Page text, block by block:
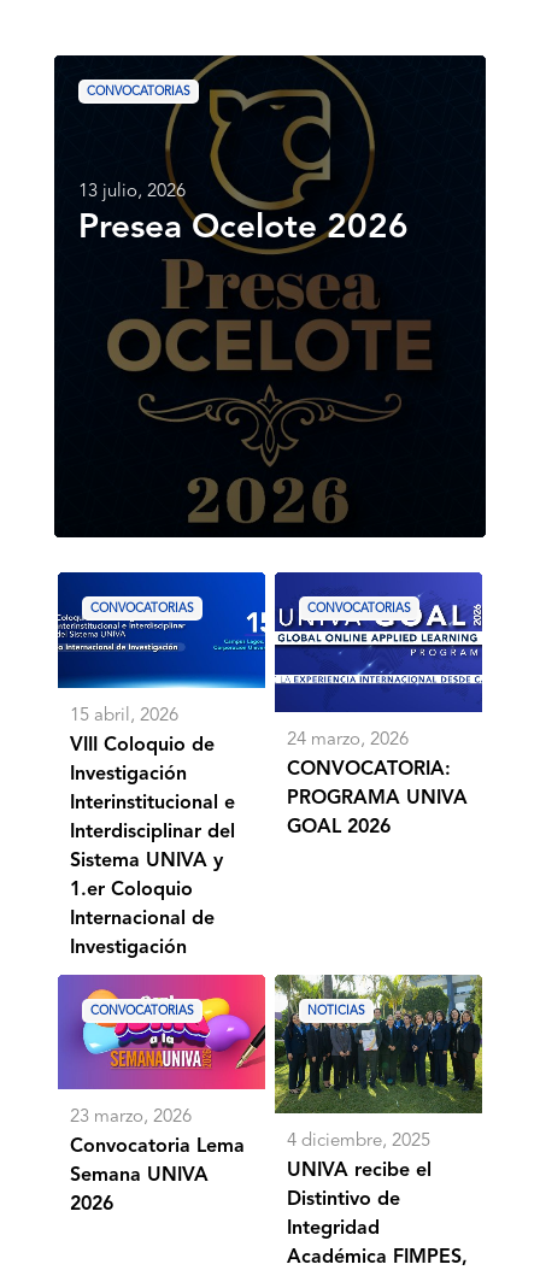
CONVOCATORIAS
Presea
Ocelote
2026
13 julio, 2026
Presea Ocelote 2026
CONVOCATORIAS
Coloquio
de
Investigación
e
Interdisciplinar
del
Sistema
UNIVA
1.er
Coloquio
Internacional
de
Investigación
15 abril, 2026
VIII Coloquio de
Investigación
Interinstitucional e
Interdisciplinar del
Sistema UNIVA y
1.er Coloquio
Internacional de
Investigación
CONVOCATORIAS
PROGRAMA
UNIVA
GOAL
24 marzo, 2026
CONVOCATORIA:
PROGRAMA UNIVA
GOAL 2026
CONVOCATORIAS
Convocatoria
Lema
Semana
UNIVA
23 marzo, 2026
Convocatoria Lema
Semana UNIVA
2026
NOTICIAS
UNIVA
recibe
el
Distintivo
de
Integridad
Académica
Nivel
4 diciembre, 2025
UNIVA recibe el
Distintivo de
Integridad
Académica FIMPES,